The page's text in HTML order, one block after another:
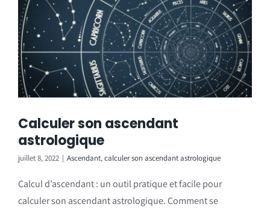
Calculer son ascendant
astrologique
juillet 8, 2022 | Ascendant,calculer son ascendant astrologique
Calcul d’ascendant : un outil pratique et facile pour
calculer son ascendant astrologique. Comment se